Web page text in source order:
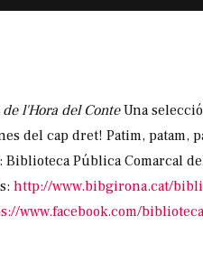
l'Hora del ConteUna
del cap dret! Patim, patam,
Pública Comarcal
http://www.bibgirona.cat/
www.facebook.com/